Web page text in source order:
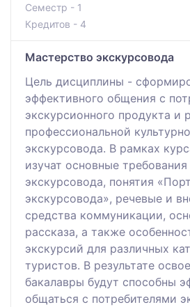
Семестр - 1
Кредитов - 4
Мастерство экскурсовода
Цель дисциплины -
эффективного общения с
экскурсионного продукта и
профессиональной
экскурсовода. В рамках
изучат основные
экскурсовода, понятия
экскурсовода», речевые и
средства коммуникации,
рассказа, а также
экскурсий для различных
туристов. В результате
бакалавры будут способны
общаться с потребителями